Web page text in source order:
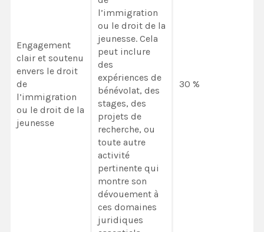
Engagement
clair et soutenu
envers le droit
de
l’immigration
ou le droit de la
jeunesse
l’immigration
ou le droit de la
jeunesse. Cela
peut inclure
des
expériences de
bénévolat, des
stages, des
projets de
recherche, ou
toute autre
activité
pertinente qui
montre son
dévouement à
ces domaines
juridiques
30 %